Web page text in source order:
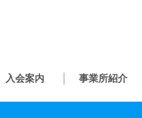
入会案内 事業所紹介